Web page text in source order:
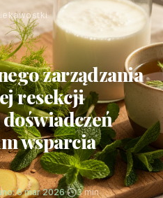
zarządzania
resekcji
wsparcia
6 mar 2026· 3 min